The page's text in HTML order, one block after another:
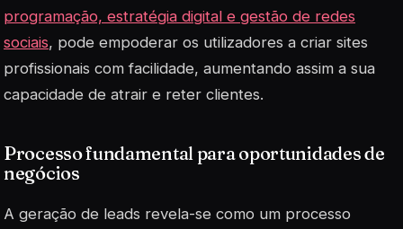
programação, estratégia digital e gestão de redes
sociais, pode empoderar os utilizadores a criar sites
profissionais com facilidade, aumentando assim a sua
capacidade de atrair e reter clientes.
Processo fundamental para oportunidades de
negócios
A geração de leads revela-se como um processo